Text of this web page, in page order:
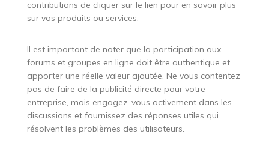
contributions de cliquer sur le lien pour en savoir plus
sur vos produits ou services.
Il est important de noter que la participation aux
forums et groupes en ligne doit être authentique et
apporter une réelle valeur ajoutée. Ne vous contentez
pas de faire de la publicité directe pour votre
entreprise, mais engagez-vous activement dans les
discussions et fournissez des réponses utiles qui
résolvent les problèmes des utilisateurs.